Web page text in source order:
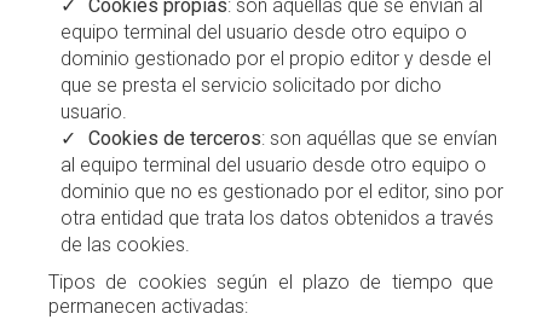
Cookies propias: son aquéllas que se envían al
equipo terminal del usuario desde otro equipo o
dominio gestionado por el propio editor y desde el
que se presta el servicio solicitado por dicho
usuario.
Cookies de terceros: son aquéllas que se envían
al equipo terminal del usuario desde otro equipo o
dominio que no es gestionado por el editor, sino por
otra entidad que trata los datos obtenidos a través
de las cookies.
Tipos de cookies según el plazo de tiempo que
permanecen activadas: